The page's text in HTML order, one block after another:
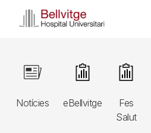
Navegació
principal
3r
Notícies
Image
eBellvitge
Image
Fes
Salut
Image